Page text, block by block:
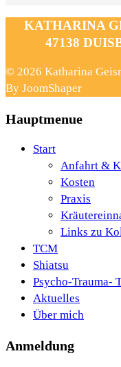
KATHARINA
47138
© 2026 Katharina
By JoomShaper
Hauptmenue
Start
Anfahrt &
Kosten
Praxis
Links zu
TCM
Shiatsu
Psycho-Trauma-
Aktuelles
Über mich
Anmeldung